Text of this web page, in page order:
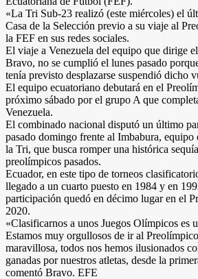
«La Tri Sub-23 realizó (este miércoles) el
Casa de la Selección previo a su viaje al
la FEF en sus redes sociales.
El viaje a Venezuela del equipo que dirige
Bravo, no se cumplió el lunes pasado
tenía previsto desplazarse suspendió dicho
El equipo ecuatoriano debutará en el
próximo sábado por el grupo A que
Venezuela.
El combinado nacional disputó un último
pasado domingo frente al Imbabura, equipo
la Tri, que busca romper una histórica
preolímpicos pasados.
Ecuador, en este tipo de torneos
llegado a un cuarto puesto en 1984 y en
participación quedó en décimo lugar en el
2020.
«Clasificarnos a unos Juegos Olímpicos es
Estamos muy orgullosos de ir al
maravillosa, todos nos hemos ilusionados
ganadas por nuestros atletas, desde la
comentó Bravo. EFE